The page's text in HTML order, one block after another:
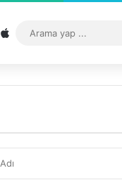
Sitemap